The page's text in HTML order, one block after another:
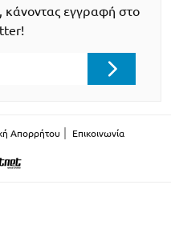
κάνοντας εγγραφή στο
Απορρήτου Επικοινωνία